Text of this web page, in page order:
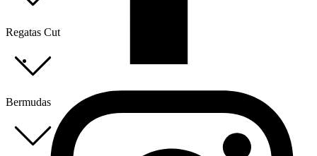
Regatas Cut
Bermudas